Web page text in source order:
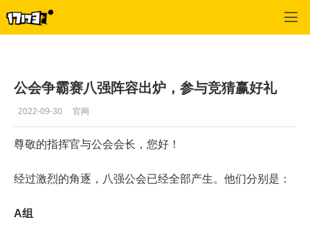
公会争霸赛八强阵容出炉，参与竞猜赢好礼
2022-09-30 官网
尊敬的指挥官与公会会长，您好！
经过激烈的角逐，八强公会已经全部产生。他们分别是：
A组